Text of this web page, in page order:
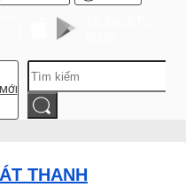
MỚI
THANH